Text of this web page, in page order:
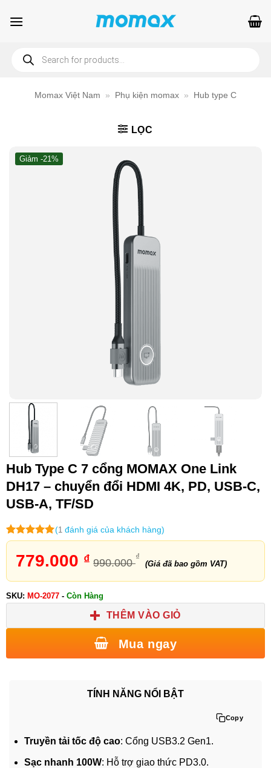
qua
search
Momax Việt Nam » Phụ kiện momax » Hub type C
LỌC
Giảm -21%
Hub Type C 7 cổng MOMAX One Link
DH17 – chuyển đổi HDMI 4K, PD, USB-C,
USB-A, TF/SD
5trên 5
dựa trên
1
đánh giá
(1 đánh giá của khách hàng)
779.000 ₫ 990.000
₫
(Giá đã bao gồm VAT)
SKU: MO-2077 - Còn Hàng
THÊM VÀO GIỎ
Mua ngay
TÍNH NĂNG NỔI BẬT
Copy
Truyền tải tốc độ cao: Cổng USB3.2 Gen1.
Sạc nhanh 100W: Hỗ trợ giao thức PD3.0.